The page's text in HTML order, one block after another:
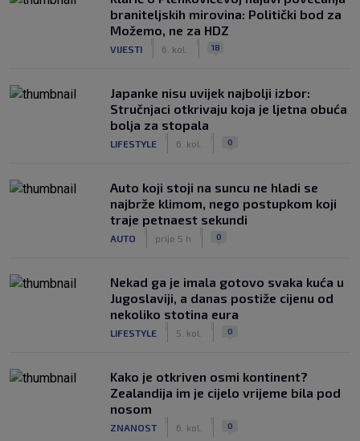
braniteljskih mirovina: Politički bod za
Možemo, ne za HDZ
VIJESTI 6. kol. 18
Japanke nisu uvijek najbolji izbor:
Stručnjaci otkrivaju koja je ljetna obuća
bolja za stopala
LIFESTYLE 6. kol. 0
Auto koji stoji na suncu ne hladi se
najbrže klimom, nego postupkom koji
traje petnaest sekundi
AUTO prije 5 h 0
Nekad ga je imala gotovo svaka kuća u
Jugoslaviji, a danas postiže cijenu od
nekoliko stotina eura
LIFESTYLE 5. kol. 0
Kako je otkriven osmi kontinent?
Zealandija im je cijelo vrijeme bila pod
nosom
ZNANOST 6. kol. 0